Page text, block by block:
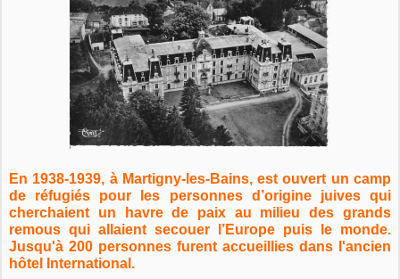
En 1938-1939, à Martigny-les-Bains, est ouvert un camp
de réfugiés pour les personnes d’origine juives qui
cherchaient un havre de paix au milieu des grands
remous qui allaient secouer l’Europe puis le monde.
Jusqu'à 200 personnes furent accueillies dans l'ancien
hôtel International.